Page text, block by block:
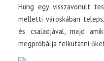
Hung egy visszavonult
melletti városkában
és családjával, majd
megpróbálja felkutatni